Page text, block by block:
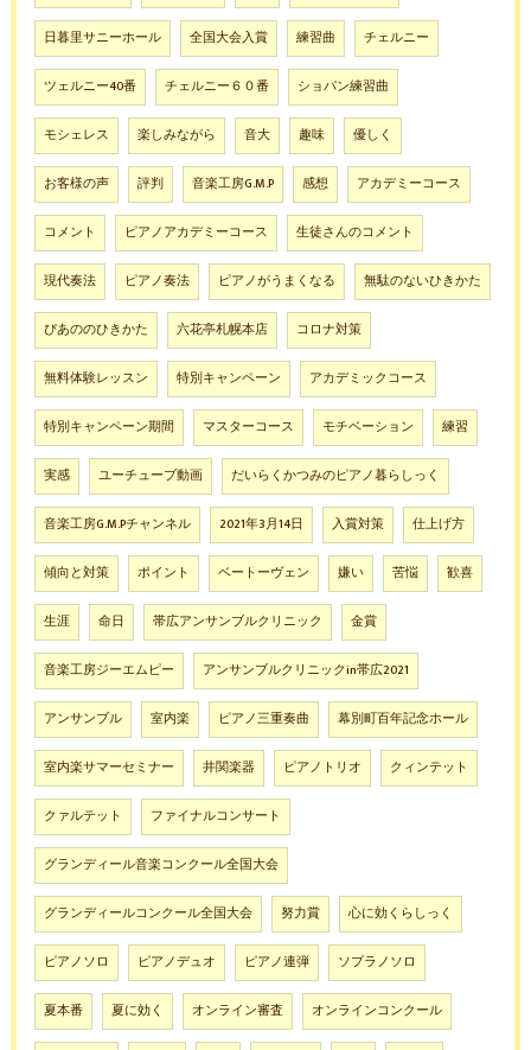
日暮里サニーホール 全国大会入賞 練習曲 チェルニー
ツェルニー40番 チェルニー６０番 ショパン練習曲
モシェレス 楽しみながら 音大 趣味 優しく
お客様の声 評判 音楽工房G.M.P 感想 アカデミーコース
コメント ピアノアカデミーコース 生徒さんのコメント
現代奏法 ピアノ奏法 ピアノがうまくなる 無駄のないひきかた
ぴあののひきかた 六花亭札幌本店 コロナ対策
無料体験レッスン 特別キャンペーン アカデミックコース
特別キャンペーン期間 マスターコース モチベーション 練習
実感 ユーチューブ動画 だいらくかつみのピアノ暮らしっく
音楽工房G.M.Pチャンネル 2021年3月14日 入賞対策 仕上げ方
傾向と対策 ポイント ベートーヴェン 嫌い 苦悩 歓喜
生涯 命日 帯広アンサンブルクリニック 金賞
音楽工房ジーエムピー アンサンブルクリニックin帯広2021
アンサンブル 室内楽 ピアノ三重奏曲 幕別町百年記念ホール
室内楽サマーセミナー 井関楽器 ピアノトリオ クィンテット
クァルテット ファイナルコンサート
グランディール音楽コンクール全国大会
グランディールコンクール全国大会 努力賞 心に効くらしっく
ピアノソロ ピアノデュオ ピアノ連弾 ソプラノソロ
夏本番 夏に効く オンライン審査 オンラインコンクール